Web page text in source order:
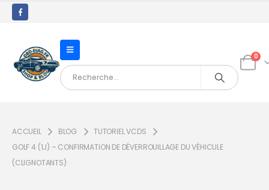
0
ACCUEIL BLOG
TUTORIEL VCDS
GOLF 4 (1J) – CONFIRMATION DE DÉVERROUILLAGE DU VÉHICULE
(CLIGNOTANTS)